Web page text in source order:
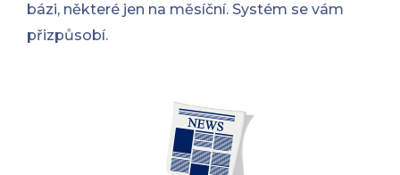
bázi, některé jen na měsíční. Systém se vám
přizpůsobí.